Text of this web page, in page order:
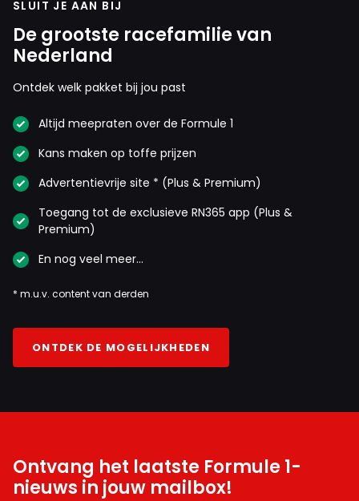
SLUIT JE AAN BIJ
De grootste racefamilie van
Nederland
Ontdek welk pakket bij jou past
Altijd meepraten over de Formule 1
Kans maken op toffe prijzen
Advertentievrije site * (Plus & Premium)
Toegang tot de exclusieve RN365 app (Plus &
Premium)
En nog veel meer…
* m.u.v. content van derden
ONTDEK DE MOGELIJKHEDEN
Ontvang het laatste Formule 1-
nieuws in jouw mailbox!